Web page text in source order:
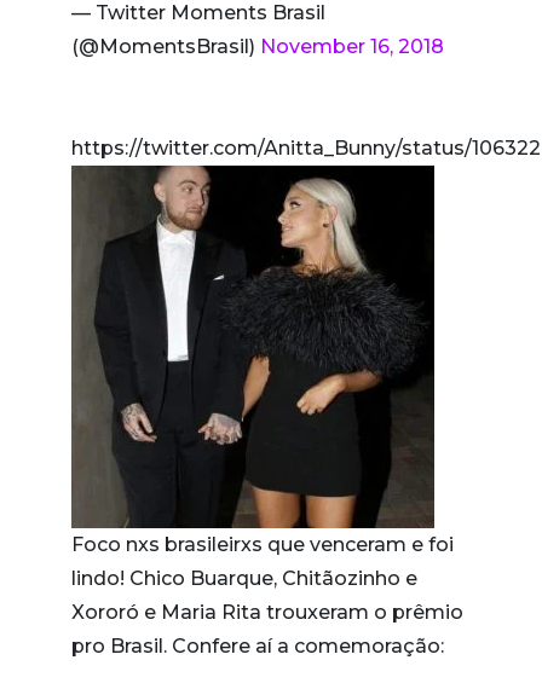
— Twitter Moments Brasil
(@MomentsBrasil) November 16, 2018
https://twitter.com/Anitta_Bunny/status/
Foco nxs brasileirxs que venceram e foi
lindo! Chico Buarque, Chitãozinho e
Xororó e Maria Rita trouxeram o prêmio
pro Brasil. Confere aí a comemoração: